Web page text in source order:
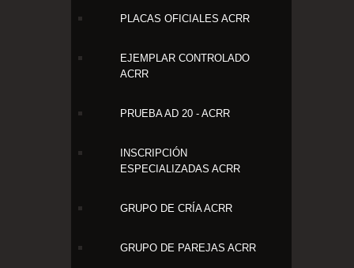
PLACAS OFICIALES ACRR
EJEMPLAR CONTROLADO
ACRR
PRUEBA AD 20 - ACRR
INSCRIPCIÓN
ESPECIALIZADAS ACRR
GRUPO DE CRÍA ACRR
GRUPO DE PAREJAS ACRR